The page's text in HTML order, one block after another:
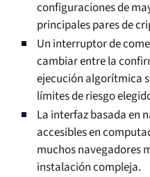
configuraciones de
principales pares de
Un interruptor de
cambiar entre la
ejecución algorítmica
límites de riesgo
La interfaz basada en
accesibles en
muchos navegadores
instalación compleja.